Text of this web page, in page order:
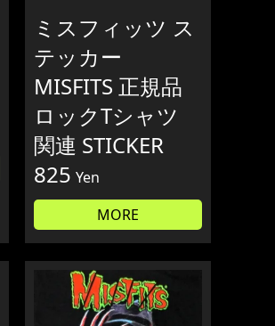
ミスフィッツ ス
テッカー
MISFITS 正規品
ロックTシャツ
関連 STICKER
825 Yen
MORE